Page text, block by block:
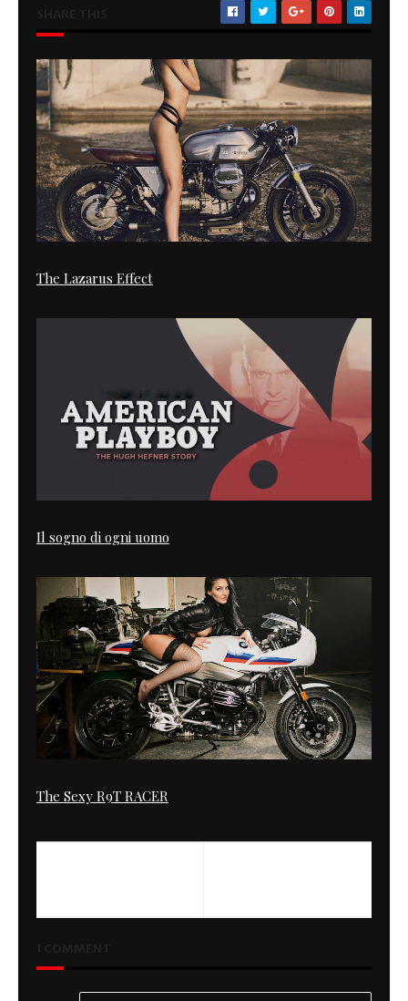
The Lazarus Effect
Il sogno di ogni uomo
The Sexy R9T RACER